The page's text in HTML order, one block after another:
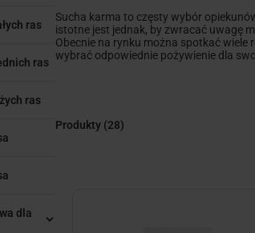
ras
ras
ras
dla
Sucha karma to częsty wybór
istotne jest jednak, by zwracać uwagę
Obecnie na rynku można spotkać
wybrać odpowiednie pożywienie dla
Produkty(28)